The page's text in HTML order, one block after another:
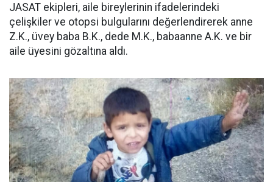
JASAT ekipleri, aile bireylerinin ifadelerindeki
çelişkiler ve otopsi bulgularını değerlendirerek anne
Z.K., üvey baba B.K., dede M.K., babaanne A.K. ve bir
aile üyesini gözaltına aldı.